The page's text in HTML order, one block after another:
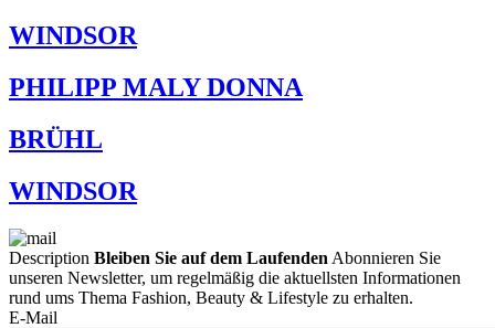
WINDSOR
PHILIPP MALY DONNA
BRÜHL
WINDSOR
Description Bleiben Sie auf dem Laufenden Abonnieren Sie
unseren Newsletter, um regelmäßig die aktuellsten Informationen
rund ums Thema Fashion, Beauty & Lifestyle zu erhalten.
E-Mail